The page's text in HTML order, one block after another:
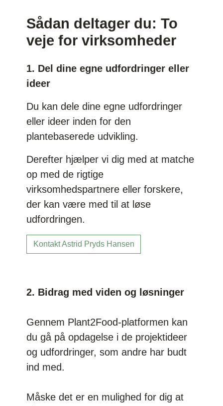
Sådan deltager du: To
veje for virksomheder
1. Del dine egne udfordringer eller
ideer
Du kan dele dine egne udfordringer
eller ideer inden for den
plantebaserede udvikling.
Derefter hjælper vi dig med at matche
op med de rigtige
virksomhedspartnere eller forskere,
der kan være med til at løse
udfordringen.
Kontakt Astrid Pryds Hansen
2. Bidrag med viden og løsninger
Gennem Plant2Food-platformen kan
du gå på opdagelse i de projektideer
og udfordringer, som andre har budt
ind med.
Måske det er en mulighed for dig at